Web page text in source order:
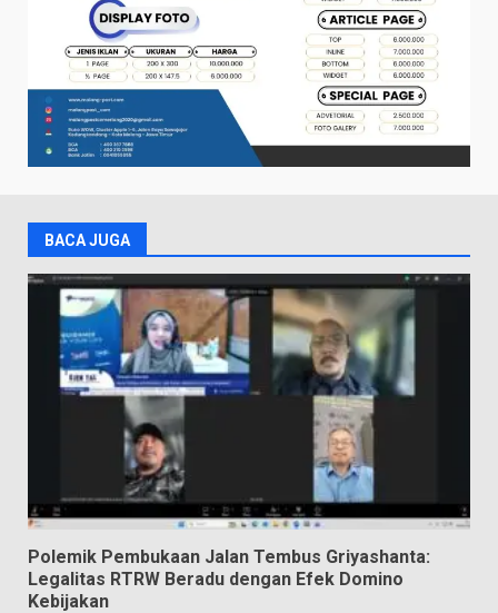
BACA JUGA
Polemik Pembukaan Jalan Tembus Griyashanta:
Legalitas RTRW Beradu dengan Efek Domino
Kebijakan